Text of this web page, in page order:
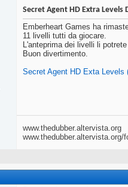
Secret Agent HD Extra Levels
Emberheart Games ha
11 livelli tutti da giocare.
L'anteprima dei livelli li
Buon divertimento.
Secret Agent HD Exta Levels
www.thedubber.altervista.org
www.thedubber.altervista.org/